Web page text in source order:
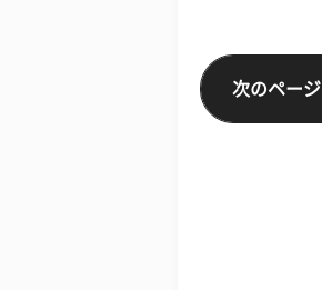
次のページ